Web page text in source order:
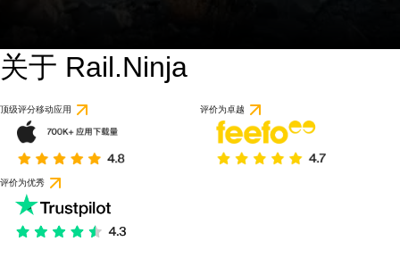
关于 Rail.Ninja
顶级评分移动应用 评价为卓越
评价为优秀